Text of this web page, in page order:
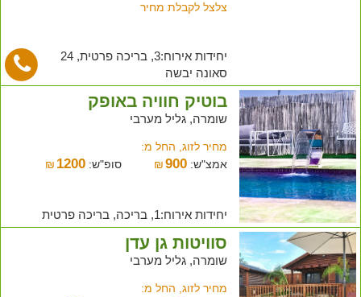
צלצל לקבלת מחיר
יחידות אירוח:3, בריכה פרטית, 24
סאונה יבשה
בוטיק חוויה באופק
שומרה, גליל מערבי
מחיר לזוג, החל מ:
אמצ"ש:
₪900 סופ"ש: ₪ 1200
יחידות אירוח:1, בריכה, בריכה פרטית
סוויטות גן עדן
שומרה, גליל מערבי
מחיר לזוג, החל מ: